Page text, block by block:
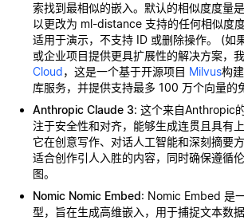
索找到最相似的嵌入。默认的相似度度量
以更改为 ml-distance 支持的任何相似度
适用于演示，不支持 ID 或删除操作。 (如
或企业项目提供更具扩展性的解决方案，
Cloud，这是一个基于开源项目 Milvus构
库服务，并提供支持最多 100 万个向量的
Anthropic Claude 3: 这个来自Anthropic
注于安全性和对齐，能够生成连贯且具有
它在创意写作、对话人工智能和深刻摘要
适合创作引人入胜的内容，同时确保遵循
图。
Nomic Nomic Embed: Nomic Embed 是
型，旨在生成高维嵌入，用于捕捉文本数